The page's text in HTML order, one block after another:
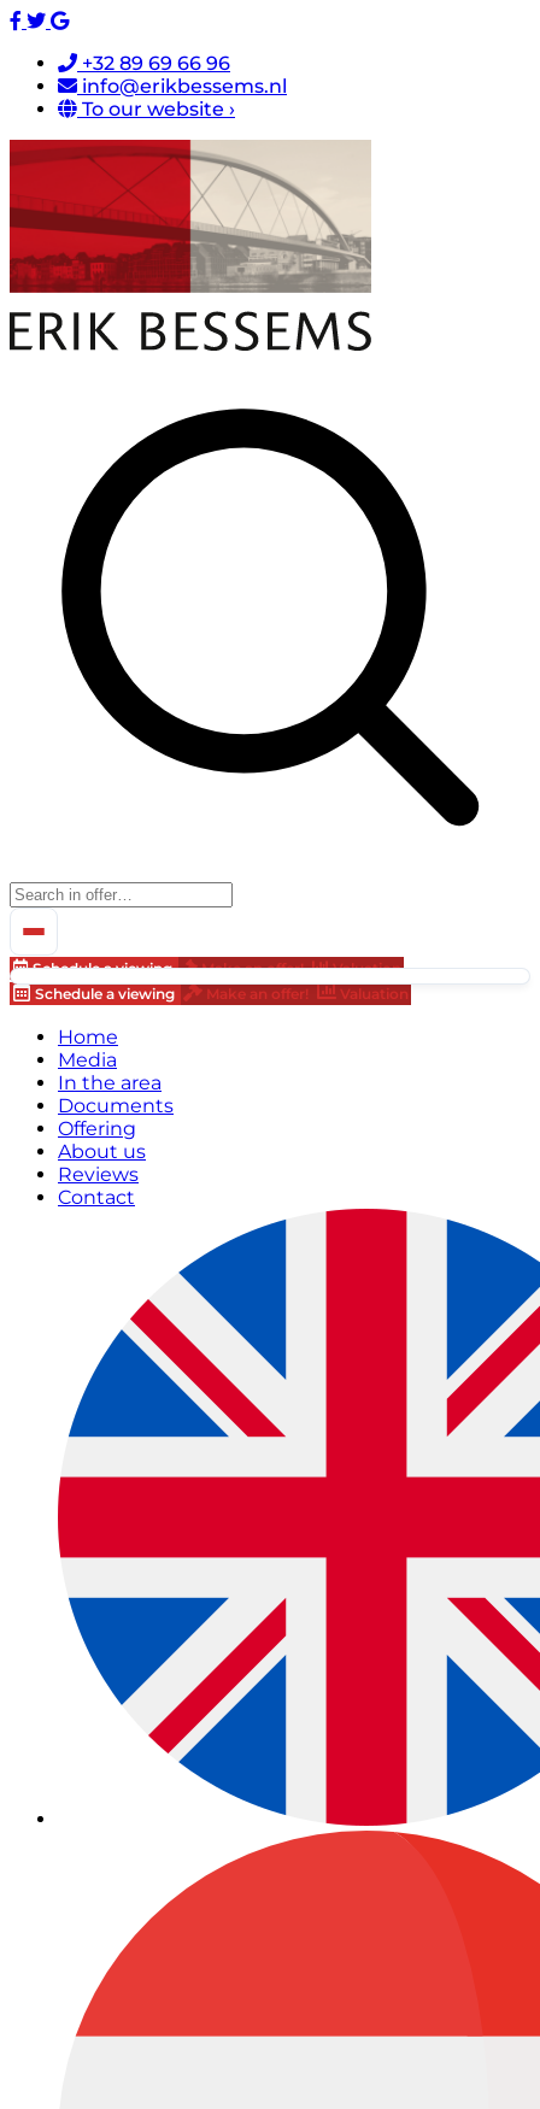
+32 89 69 66 96
info@erikbessems.nl
To our website ›
Schedule a viewing Make an offer!
Valuation
Schedule a viewing
Make an offer! Valuation
Home
Media
In the area
Documents
Offering
About us
Reviews
Contact